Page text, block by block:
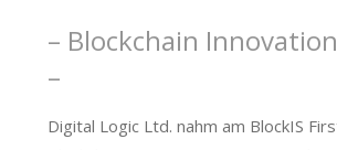
– Blockchain
–
Digital Logic Ltd. nahm am BlockIS